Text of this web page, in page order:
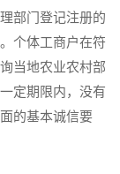
部门登记注册的
个体工商户在符
当地农业农村部
定期限内，没有
的基本诚信要